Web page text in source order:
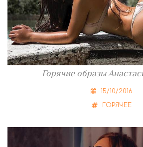
Горячие образы
15/10/2016
ГОРЯЧЕЕ